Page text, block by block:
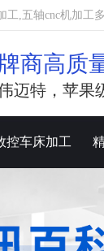
,五轴cnc机加工
商高质
迈特，苹果
控车床加工